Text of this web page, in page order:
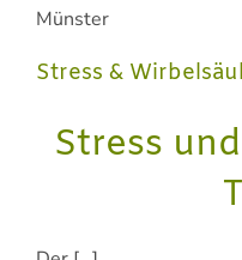
Stress &
Stress